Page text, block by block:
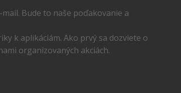
Bude to naše poďakovanie a
k aplikáciám. Ako prvý sa dozviete o
organizovaných akciách.